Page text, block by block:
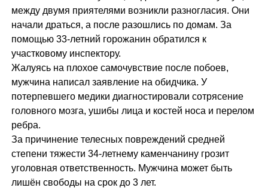
между двумя приятелями возникли разногласия. Они
начали драться, а после разошлись по домам. За
помощью 33-летний горожанин обратился к
участковому инспектору.
Жалуясь на плохое самочувствие после побоев,
мужчина написал заявление на обидчика. У
потерпевшего медики диагностировали сотрясение
головного мозга, ушибы лица и костей носа и перелом
ребра.
За причинение телесных повреждений средней
степени тяжести 34-летнему каменчанину грозит
уголовная ответственность. Мужчина может быть
лишён свободы на срок до 3 лет.